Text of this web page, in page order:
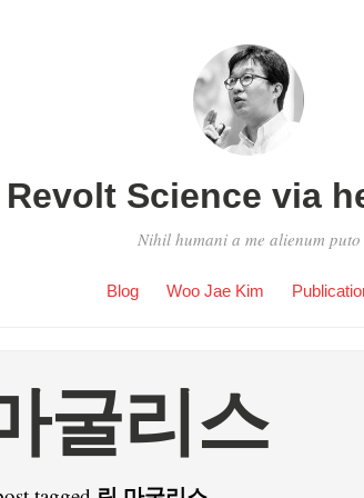
Revolt Science via
Nihil humani a me alienum puto
Blog Woo Jae Kim
굴리스